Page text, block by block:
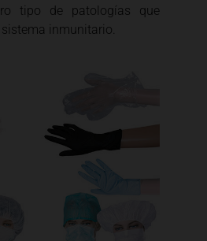
tipo de patologías que
inmunitario.